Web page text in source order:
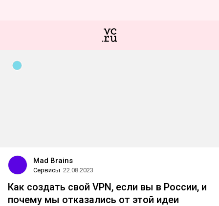
Mad Brains
Сервисы 22.08.2023
Как создать свой VPN, если вы в России, и
почему мы отказались от этой идеи